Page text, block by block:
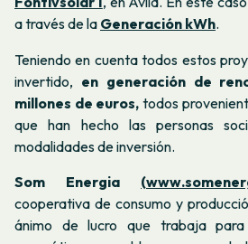
a través de la Generación kWh.
Teniendo en cuenta todos estos
invertido, en generación de
millones de euros, todos
que han hecho las personas
modalidades de inversión.
Som Energia
cooperativa de consumo y
ánimo de lucro que trabaja